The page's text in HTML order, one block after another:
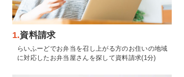
1.資料請求
らいふーどでお弁当を召し上がる方のお住いの地域
に対応したお弁当屋さんを探して資料請求(1分)